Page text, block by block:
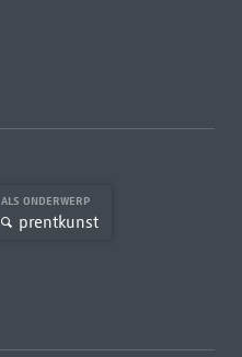
ALS ONDERWERP
prentkunst